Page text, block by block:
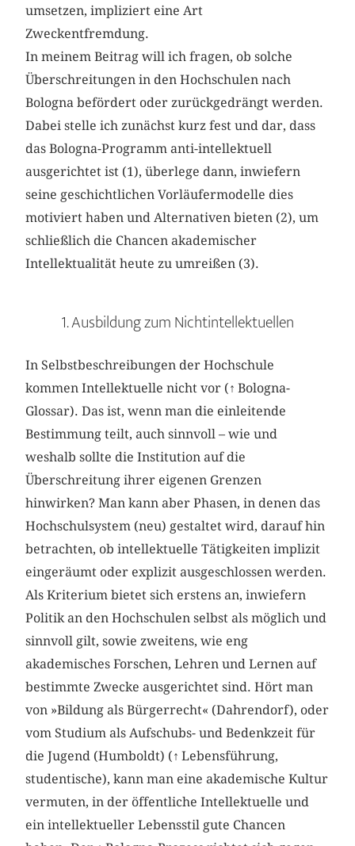
umsetzen, impliziert eine Art
Zweckentfremdung.
In meinem Beitrag will ich fragen, ob solche
Überschreitungen in den Hochschulen nach
Bologna befördert oder zurückgedrängt werden.
Dabei stelle ich zunächst kurz fest und dar, dass
das Bologna-Programm anti-intellektuell
ausgerichtet ist (1), überlege dann, inwiefern
seine geschichtlichen Vorläufermodelle dies
motiviert haben und Alternativen bieten (2), um
schließlich die Chancen akademischer
Intellektualität heute zu umreißen (3).
1. Ausbildung zum Nichtintellektuellen
In Selbstbeschreibungen der Hochschule
kommen Intellektuelle nicht vor (↑Bologna-
Glossar). Das ist, wenn man die einleitende
Bestimmung teilt, auch sinnvoll – wie und
weshalb sollte die Institution auf die
Überschreitung ihrer eigenen Grenzen
hinwirken? Man kann aber Phasen, in denen das
Hochschulsystem (neu) gestaltet wird, darauf hin
betrachten, ob intellektuelle Tätigkeiten implizit
eingeräumt oder explizit ausgeschlossen werden.
Als Kriterium bietet sich erstens an, inwiefern
Politik an den Hochschulen selbst als möglich und
sinnvoll gilt, sowie zweitens, wie eng
akademisches Forschen, Lehren und Lernen auf
bestimmte Zwecke ausgerichtet sind. Hört man
von »Bildung als Bürgerrecht« (Dahrendorf), oder
vom Studium als Aufschubs- und Bedenkzeit für
die Jugend (Humboldt) (↑Lebensführung,
studentische), kann man eine akademische Kultur
vermuten, in der öffentliche Intellektuelle und
ein intellektueller Lebensstil gute Chancen